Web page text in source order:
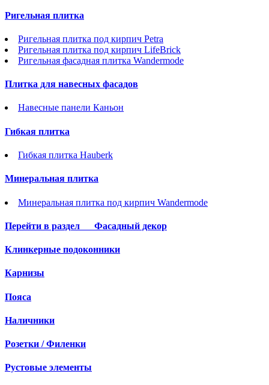
Ригельная плитка
Ригельная плитка под кирпич Petra
Ригельная плитка под кирпич LifeBrick
Ригельная фасадная плитка Wandermode
Плитка для навесных фасадов
Навесные панели Каньон
Гибкая плитка
Гибкая плитка Hauberk
Минеральная плитка
Минеральная плитка под кирпич Wandermode
Перейти в раздел Фасадный декор
Клинкерные подоконники
Карнизы
Пояса
Наличники
Розетки / Филенки
Рустовые элементы